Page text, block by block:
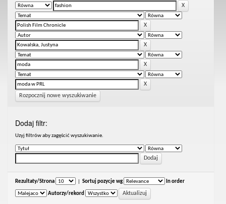
Rozpocznij nowe wyszukiwanie
Dodaj filtr:
Uzyj filtrów aby zagęścić wyszukiwanie.
Rezultaty/Strona Sortuj pozycje wg In order
Autorzy/rekord